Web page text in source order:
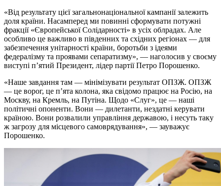
«Від результату цієї загальнонаціональної кампанії залежить
доля країни. Насамперед ми повинні сформувати потужні
фракції «Європейської Солідарності» в усіх облрадах. Але
особливо це важливо в південних та східних регіонах — для
забезпечення унітарності країни, боротьби з ідеями
федералізму та проявами сепаратизму», — наголосив у своєму
виступі п’ятий Президент, лідер партії Петро Порошенко.
«Наше завдання там — мінімізувати результат ОПЗЖ. ОПЗЖ
— це ворог, це п’ята колона, яка свідомо працює на Росію, на
Москву, на Кремль, на Путіна. Щодо «Слуг», це — наші
політичні опоненти. Вони — дилетанти, нездатні керувати
країною. Вони розвалили управління державою, і несуть таку
ж загрозу для місцевого самоврядування», — зауважує
Порошенко.